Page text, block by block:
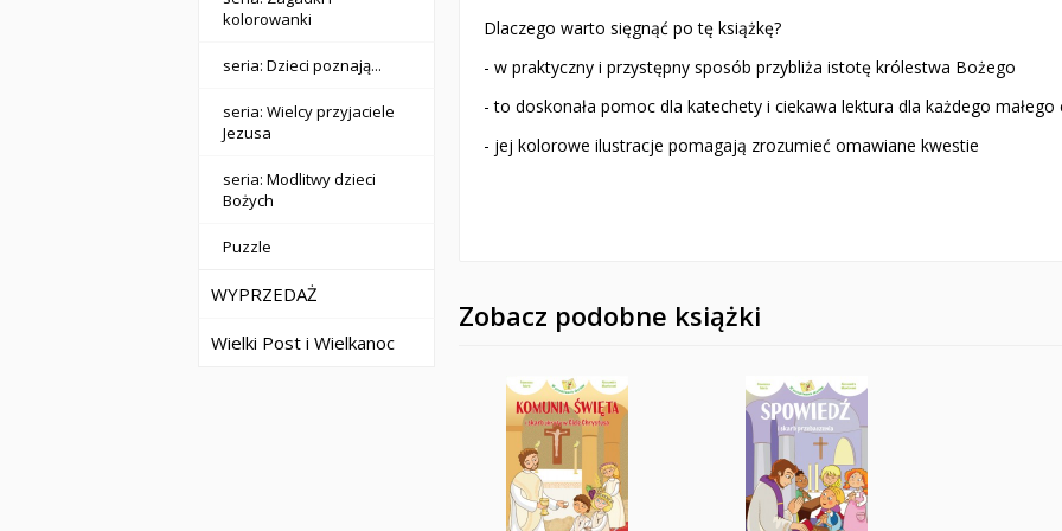
kolorowanki
seria: Dzieci poznają...
seria: Wielcy przyjaciele
Jezusa
seria: Modlitwy dzieci
Bożych
Puzzle
WYPRZEDAŻ
Wielki Post i Wielkanoc
Dlaczego warto sięgnąć po tę książkę?
- w praktyczny i przystępny sposób przybliża istotę królestwa Bożego
- to doskonała pomoc dla katechety i ciekawa lektura dla każdego małego
- jej kolorowe ilustracje pomagają zrozumieć omawiane kwestie
Zobacz podobne książki